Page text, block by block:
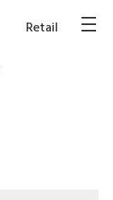
Retail